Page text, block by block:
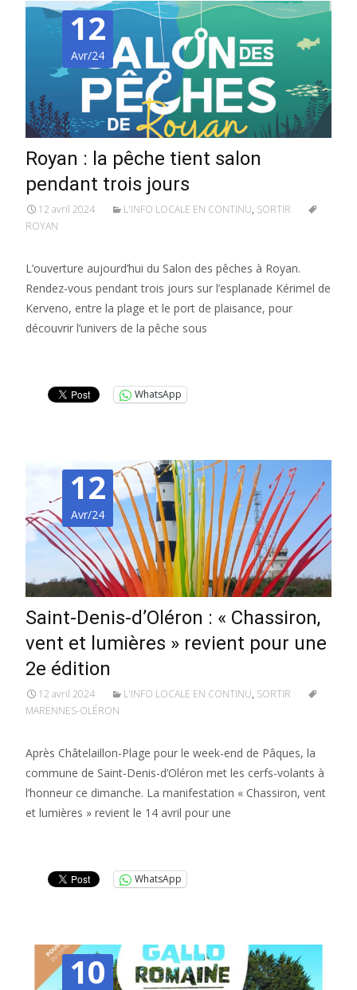
12
Avr/24
Royan : la pêche tient salon
pendant trois jours
12 avril 2024 L'INFO LOCALE EN CONTINU, SORTIR
ROYAN
L’ouverture aujourd’hui du Salon des pêches à Royan.
Rendez-vous pendant trois jours sur l’esplanade Kérimel de
Kerveno, entre la plage et le port de plaisance, pour
découvrir l’univers de la pêche sous
WhatsApp
12
Avr/24
Saint-Denis-d’Oléron : « Chassiron,
vent et lumières » revient pour une
2e édition
12 avril 2024 L'INFO LOCALE EN CONTINU, SORTIR
MARENNES-OLÉRON
Après Châtelaillon-Plage pour le week-end de Pâques, la
commune de Saint-Denis-d’Oléron met les cerfs-volants à
l’honneur ce dimanche. La manifestation « Chassiron, vent
et lumières » revient le 14 avril pour une
WhatsApp
10